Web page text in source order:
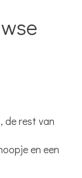
de rest van
en een